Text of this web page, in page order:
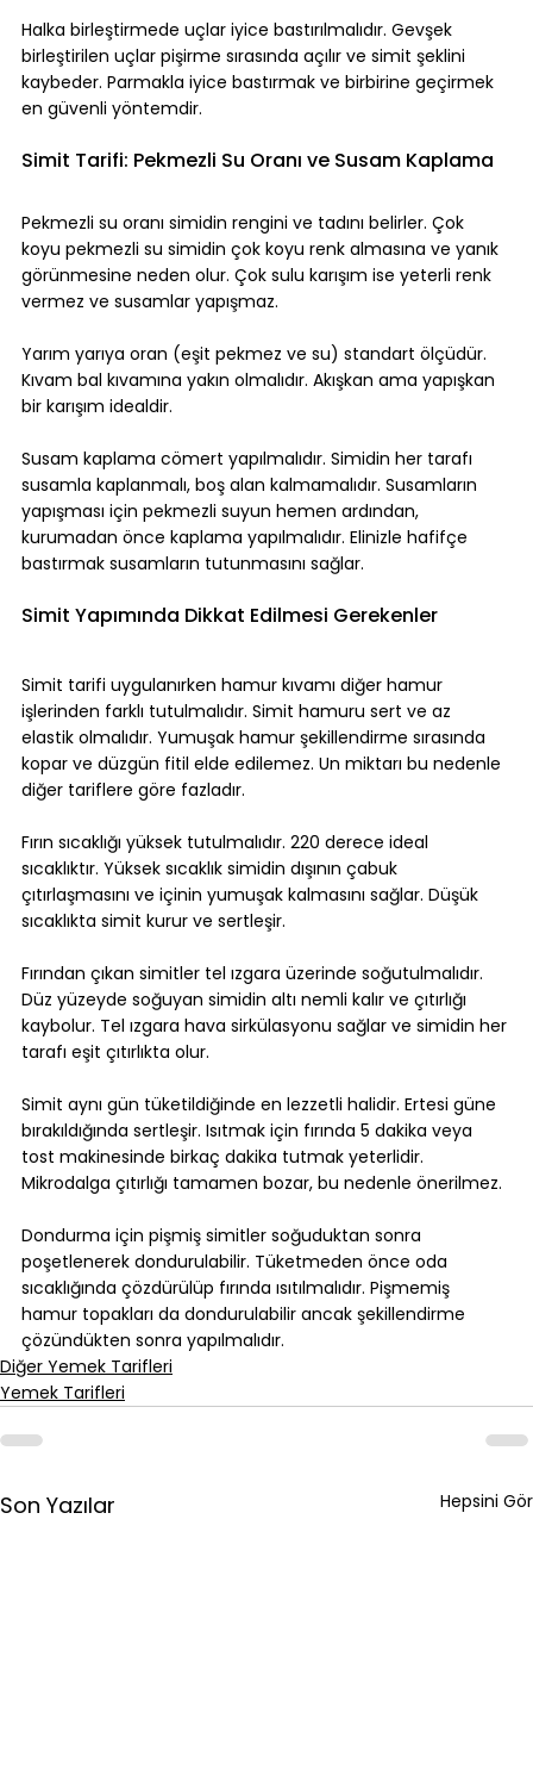
Halka birleştirmede uçlar iyice bastırılmalıdır. Gevşek
birleştirilen uçlar pişirme sırasında açılır ve simit şeklini
kaybeder. Parmakla iyice bastırmak ve birbirine geçirmek
en güvenli yöntemdir.
Simit Tarifi: Pekmezli Su Oranı ve Susam Kaplama
Pekmezli su oranı simidin rengini ve tadını belirler. Çok
koyu pekmezli su simidin çok koyu renk almasına ve yanık
görünmesine neden olur. Çok sulu karışım ise yeterli renk
vermez ve susamlar yapışmaz.
Yarım yarıya oran (eşit pekmez ve su) standart ölçüdür.
Kıvam bal kıvamına yakın olmalıdır. Akışkan ama yapışkan
bir karışım idealdir.
Susam kaplama cömert yapılmalıdır. Simidin her tarafı
susamla kaplanmalı, boş alan kalmamalıdır. Susamların
yapışması için pekmezli suyun hemen ardından,
kurumadan önce kaplama yapılmalıdır. Elinizle hafifçe
bastırmak susamların tutunmasını sağlar.
Simit Yapımında Dikkat Edilmesi Gerekenler
Simit tarifi uygulanırken hamur kıvamı diğer hamur
işlerinden farklı tutulmalıdır. Simit hamuru sert ve az
elastik olmalıdır. Yumuşak hamur şekillendirme sırasında
kopar ve düzgün fitil elde edilemez. Un miktarı bu nedenle
diğer tariflere göre fazladır.
Fırın sıcaklığı yüksek tutulmalıdır. 220 derece ideal
sıcaklıktır. Yüksek sıcaklık simidin dışının çabuk
çıtırlaşmasını ve içinin yumuşak kalmasını sağlar. Düşük
sıcaklıkta simit kurur ve sertleşir.
Fırından çıkan simitler tel ızgara üzerinde soğutulmalıdır.
Düz yüzeyde soğuyan simidin altı nemli kalır ve çıtırlığı
kaybolur. Tel ızgara hava sirkülasyonu sağlar ve simidin her
tarafı eşit çıtırlıkta olur.
Simit aynı gün tüketildiğinde en lezzetli halidir. Ertesi güne
bırakıldığında sertleşir. Isıtmak için fırında 5 dakika veya
tost makinesinde birkaç dakika tutmak yeterlidir.
Mikrodalga çıtırlığı tamamen bozar, bu nedenle önerilmez.
Dondurma için pişmiş simitler soğuduktan sonra
poşetlenerek dondurulabilir. Tüketmeden önce oda
sıcaklığında çözdürülüp fırında ısıtılmalıdır. Pişmemiş
hamur topakları da dondurulabilir ancak şekillendirme
çözündükten sonra yapılmalıdır.
Diğer Yemek Tarifleri
Yemek Tarifleri
Son Yazılar Hepsini Gör